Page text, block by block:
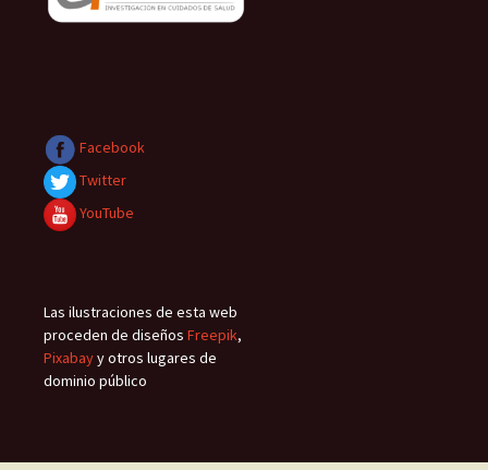
Facebook
Twitter
YouTube
Las ilustraciones de esta web
proceden de diseños Freepik,
Pixabayy otros lugares de
dominio público